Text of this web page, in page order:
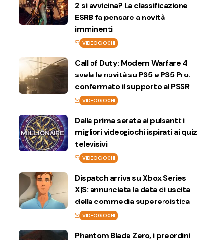
2 si avvicina? La classificazione
ESRB fa pensare a novità
imminenti
VIDEOGIOCHI
Call of Duty: Modern Warfare 4
svela le novità su PS5 e PS5 Pro:
confermato il supporto al PSSR
VIDEOGIOCHI
Dalla prima serata ai pulsanti: i
migliori videogiochi ispirati ai quiz
televisivi
VIDEOGIOCHI
Dispatch arriva su Xbox Series
X|S: annunciata la data di uscita
della commedia supereroistica
VIDEOGIOCHI
Phantom Blade Zero, i preordini